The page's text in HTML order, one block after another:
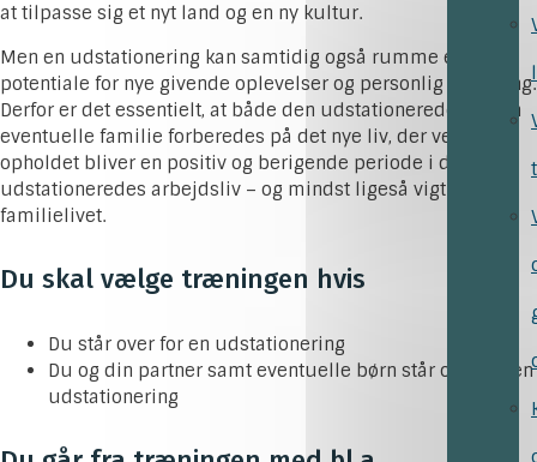
at tilpasse sig et nyt land og en ny kultur.
Men en udstationering kan samtidig også rumme et stort
potentiale for nye givende oplevelser og personlig udvikling.
Derfor er det essentielt, at både den udstationerede og den
eventuelle familie forberedes på det nye liv, der venter, så
opholdet bliver en positiv og berigende periode i den
udstationeredes arbejdsliv – og mindst ligeså vigtigt – i
familielivet.
Du skal vælge træningen hvis
Du står over for en udstationering
Du og din partner samt eventuelle børn står over for en
udstationering